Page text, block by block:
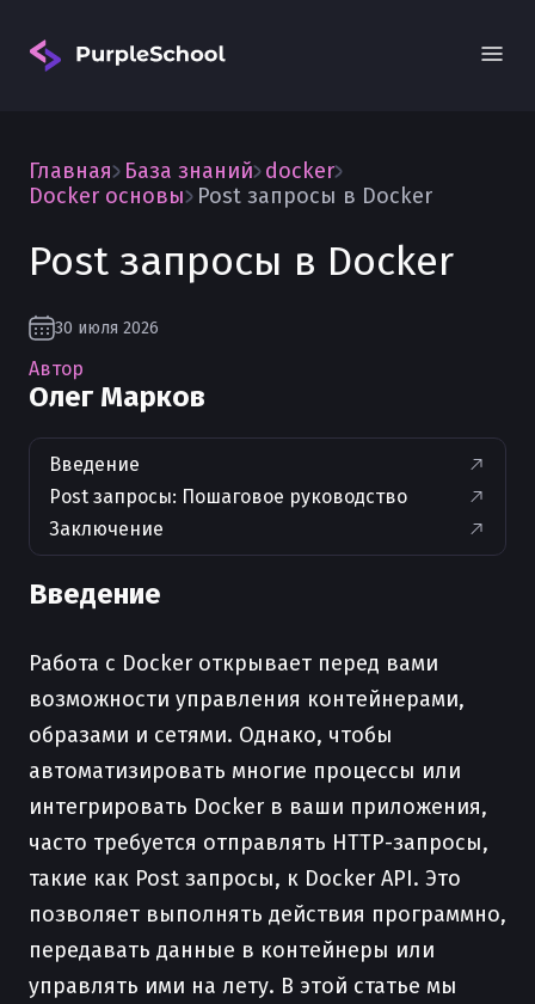
Главная База знаний docker
Docker основы
Post запросы в Docker
Post запросы в Docker
30 июля 2026
Автор
Олег Марков
Введение
Post запросы: Пошаговое руководство
Заключение
Введение
Работа с Docker открывает перед вами
возможности управления контейнерами,
образами и сетями. Однако, чтобы
автоматизировать многие процессы или
интегрировать Docker в ваши приложения,
часто требуется отправлять HTTP-запросы,
такие как Post запросы, к Docker API. Это
позволяет выполнять действия программно,
передавать данные в контейнеры или
управлять ими на лету. В этой статье мы